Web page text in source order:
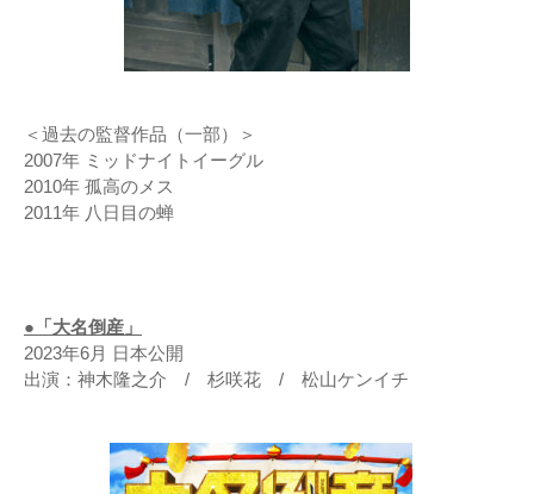
＜過去の監督作品（一部）＞
2007年 ミッドナイトイーグル
2010年 孤高のメス
2011年 八日目の蝉
●「大名倒産」
2023年6月 日本公開
出演：神木隆之介 / 杉咲花 / 松山ケンイチ